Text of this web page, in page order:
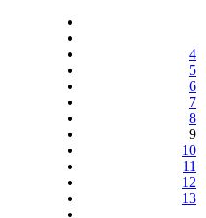
4
5
6
7
8
9
10
11
12
13